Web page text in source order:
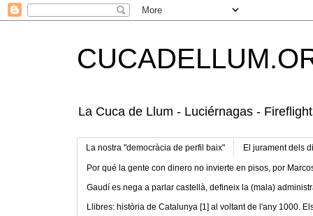
La Cuca de Llum - Luciérnagas -
La nostra "democràcia de perfil baix" El jurament dels
Por qué la gente con dinero no invierte en pisos, por
Gaudí es nega a parlar castellà, defineix la (mala)
Llibres: història de Catalunya [1] al voltant de l'any 1000.